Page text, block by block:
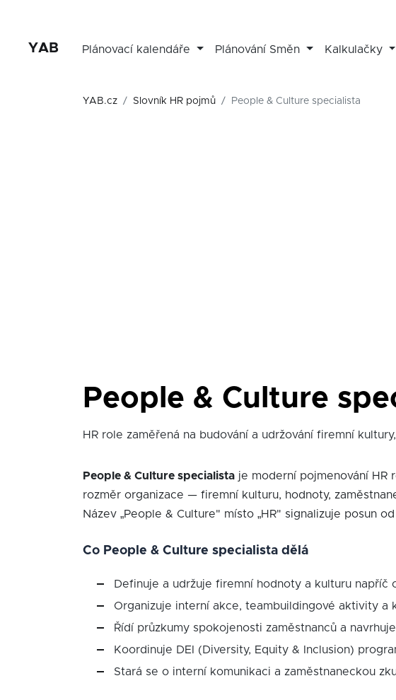
YAB Plánovací kalendáře Plánování Směn Kalkulačky
YAB.cz Slovník HR pojmů People & Culture specialista
People & Culture
HR role zaměřená na budování a udržování firemní
People & Culture specialista je moderní pojmenování HR
rozměr organizace — firemní kulturu, hodnoty,
Název „People & Culture" místo „HR" signalizuje posun
Co People & Culture specialista dělá
Definuje a udržuje firemní hodnoty a kulturu napříč
Organizuje interní akce, teambuildingové aktivity a
Řídí průzkumy spokojenosti zaměstnanců a
Koordinuje DEI (Diversity, Equity & Inclusion)
Stará se o interní komunikaci a zaměstnaneckou